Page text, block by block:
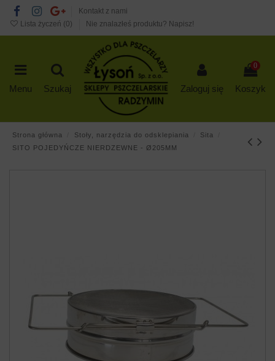
Kontakt z nami
Lista życzeń (0) Nie znalazłeś produktu? Napisz!
Menu Szukaj Zaloguj się
0
Koszyk
Strona główna Stoły, narzędzia do odsklepiania
Sita
SITO POJEDYŃCZE NIERDZEWNE - Ø205MM